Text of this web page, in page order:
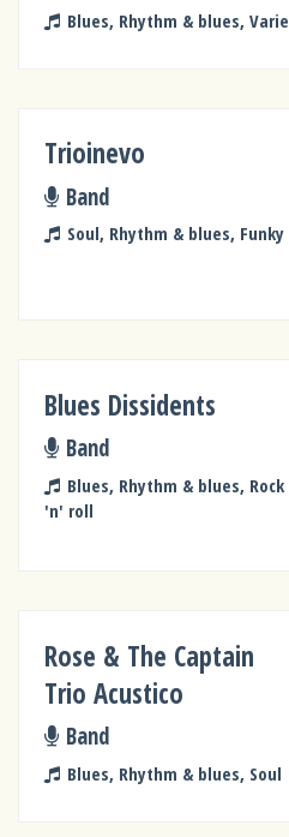
Blues, Rhythm & blues, Varie
Trioinevo
Band
Soul, Rhythm & blues, Funky
Blues Dissidents
Band
Blues, Rhythm & blues, Rock
'n' roll
Rose & The Captain
Trio Acustico
Band
Blues, Rhythm & blues, Soul